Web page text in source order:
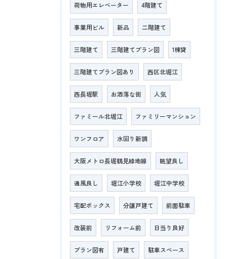
荷物用エレベーター 4階建て
事業用ビル 新品 二階建て
三階建て 三階建てプラン図 1棟貸
三階建てプラン図あり 西区北堀江
西長堀駅 お洒落な街 人気
ファミール北堀江 ファミリーマンション
ワンフロア 水回り新調
大阪メトロ長堀鶴見緑地線 眺望良し
通風良し 堀江小学校 堀江中学校
宅配ボックス 分譲戸建て 前面駐車
改装前 リフォーム前 日当り良好
プラン図有 戸建て 駐車スペース